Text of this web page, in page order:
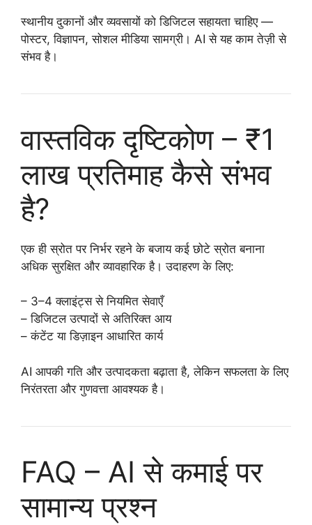
स्थानीय दुकानों और व्यवसायों को डिजिटल सहायता चाहिए —
पोस्टर, विज्ञापन, सोशल मीडिया सामग्री। AI से यह काम तेज़ी से
संभव है।
वास्तविक दृष्टिकोण – ₹1
लाख प्रतिमाह कैसे संभव
है?
एक ही स्रोत पर निर्भर रहने के बजाय कई छोटे स्रोत बनाना
अधिक सुरक्षित और व्यावहारिक है। उदाहरण के लिए:
– 3–4 क्लाइंट्स से नियमित सेवाएँ
– डिजिटल उत्पादों से अतिरिक्त आय
– कंटेंट या डिज़ाइन आधारित कार्य
AI आपकी गति और उत्पादकता बढ़ाता है, लेकिन सफलता के लिए
निरंतरता और गुणवत्ता आवश्यक है।
FAQ – AI से कमाई पर
सामान्य प्रश्न